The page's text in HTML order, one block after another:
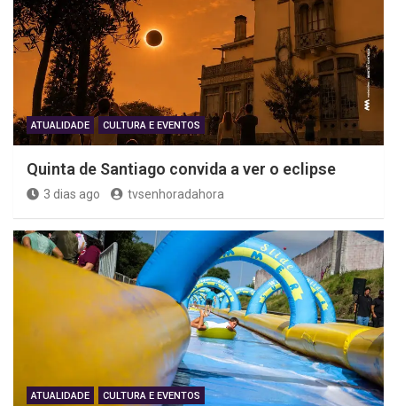
ATUALIDADE CULTURA E EVENTOS
Quinta de Santiago convida a ver o eclipse
3 dias ago tvsenhoradahora
ATUALIDADE CULTURA E EVENTOS